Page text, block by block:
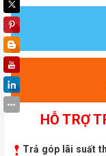
HỖ TRỢ
Trả góp lãi suất